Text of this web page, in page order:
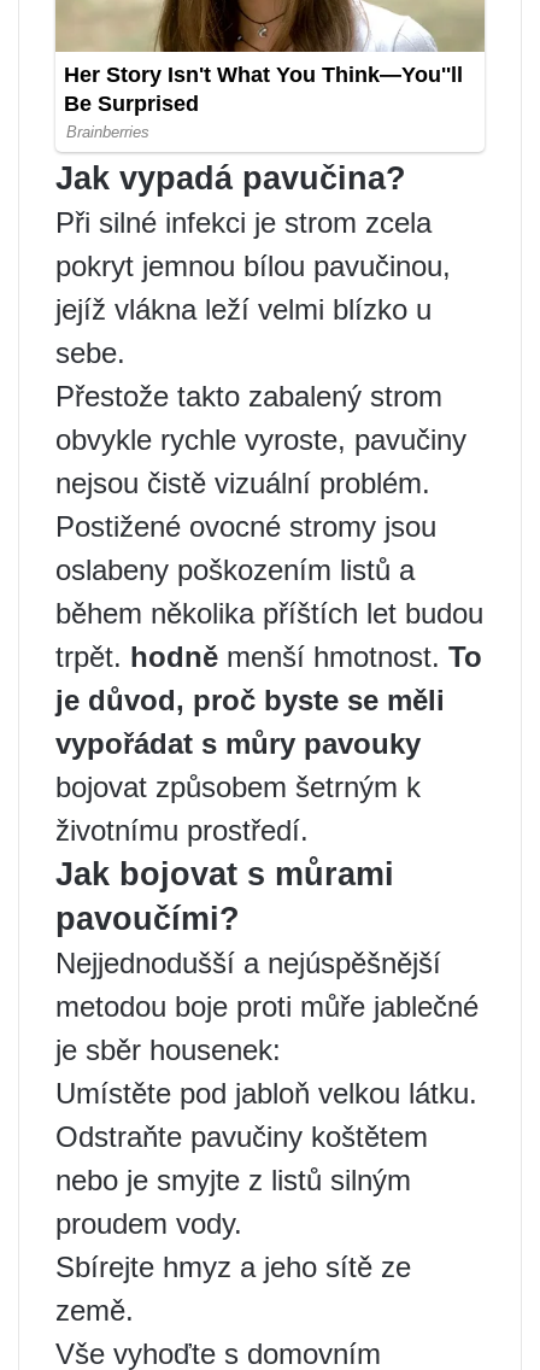
Jak vypadá pavučina?
Při silné infekci je strom zcela
pokryt jemnou bílou pavučinou,
jejíž vlákna leží velmi blízko u
sebe.
Přestože takto zabalený strom
obvykle rychle vyroste, pavučiny
nejsou čistě vizuální problém.
Postižené ovocné stromy jsou
oslabeny poškozením listů a
během několika příštích let budou
trpět. hodně menší hmotnost. To
je důvod, proč byste se měli
vypořádat s můry pavouky
bojovat způsobem šetrným k
životnímu prostředí.
Jak bojovat s můrami
pavoučími?
Nejjednodušší a nejúspěšnější
metodou boje proti můře jablečné
je sběr housenek:
Umístěte pod jabloň velkou látku.
Odstraňte pavučiny koštětem
nebo je smyjte z listů silným
proudem vody.
Sbírejte hmyz a jeho sítě ze
země.
Vše vyhoďte s domovním